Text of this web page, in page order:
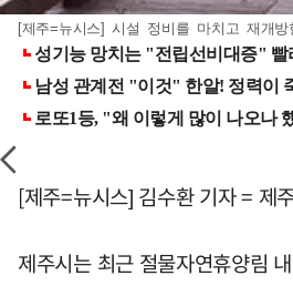
[제주=뉴시스] 시설 정비를 마치고 재개
[제주=뉴시스] 김수환 기자 = 제
제주시는 최근 절물자연휴양림